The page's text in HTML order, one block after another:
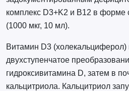
комплекс D3+K2 и B12 в форме
(1000 мкг, 10 мл).
Витамин D3 (холекальциферол)
двухступенчатое
гидроксивитамина D, затем в
кальцитриола. Кальцитриол